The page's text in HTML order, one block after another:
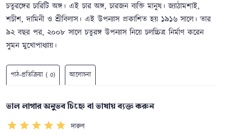
চতুরঙ্গের চারিটি অঙ্গ। এই চার অঙ্গ, চারজন ব্যক্তি মানুষ। জ্যাঠামশাই,
শচীশ, দামিনী ও শ্রীবিলাস। এই উপন্যাস প্রকাশিত হয় ১৯১৬ সালে। তার
৯২ বছর পর, ২০০৮ সালে চতুরঙ্গ উপন্যাস নিয়ে চলচ্চিত্র নির্মাণ করেন
সুমন মুখোপাধ্যায়।
পাঠ-প্রতিক্রিয়া ( 0) আলোচনা
ভাল লাগার অনুভব চিহ্নে বা ভাষায় ব্যক্ত করুন
দারুণ